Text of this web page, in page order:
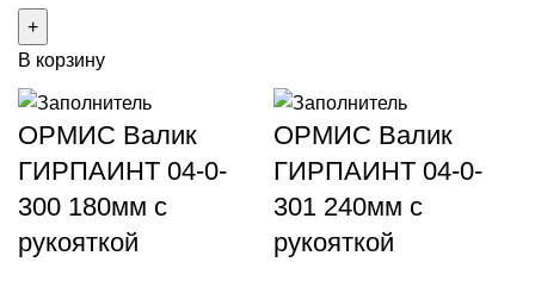
В корзину
ОРМИС Валик
ГИРПАИНТ 04-0-
300 180мм с
рукояткой
ОРМИС Валик
ГИРПАИНТ 04-0-
301 240мм с
рукояткой